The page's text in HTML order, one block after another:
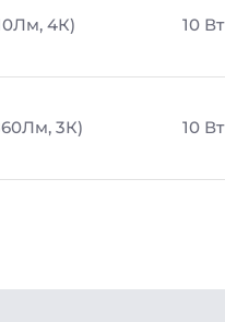
4К) 10 Вт
3К) 10 Вт